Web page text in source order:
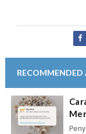
RECOMMENDED